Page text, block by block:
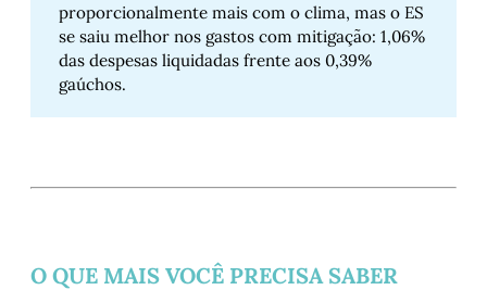
proporcionalmente mais com o clima, mas o ES
se saiu melhor nos gastos com mitigação: 1,06%
das despesas liquidadas frente aos 0,39%
gaúchos.
O QUE MAIS VOCÊ PRECISA SABER